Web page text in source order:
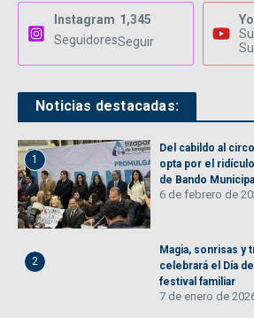
Instagram 1,345
SeguidoresSeguir
Noticias destacadas:
1
Del cabildo al
opta por el
de Bando Municipal
6 de febrero de
2
Magia, sonrisas y
celebrará el Día
festival familiar
7 de enero de